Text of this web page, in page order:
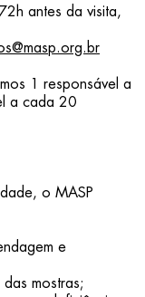
antes da visita,
1 responsável a
a cada 20
o MASP
e
mostras;